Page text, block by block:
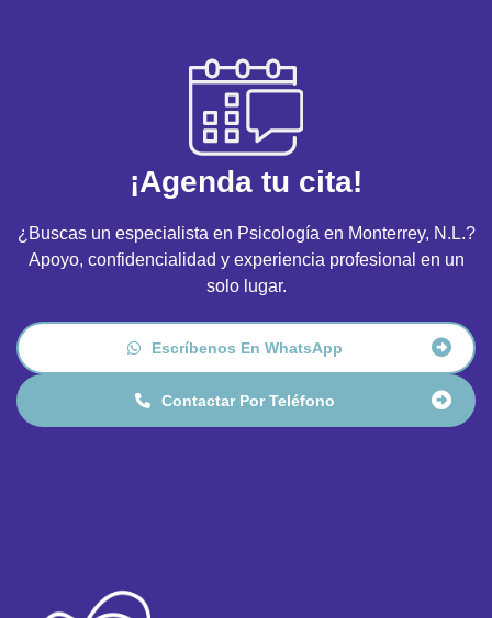
¡Agenda tu cita!
¿Buscas un especialista en Psicología en Monterrey, N.L.?
Apoyo, confidencialidad y experiencia profesional en un
solo lugar.
Escríbenos En WhatsApp
Contactar Por Teléfono